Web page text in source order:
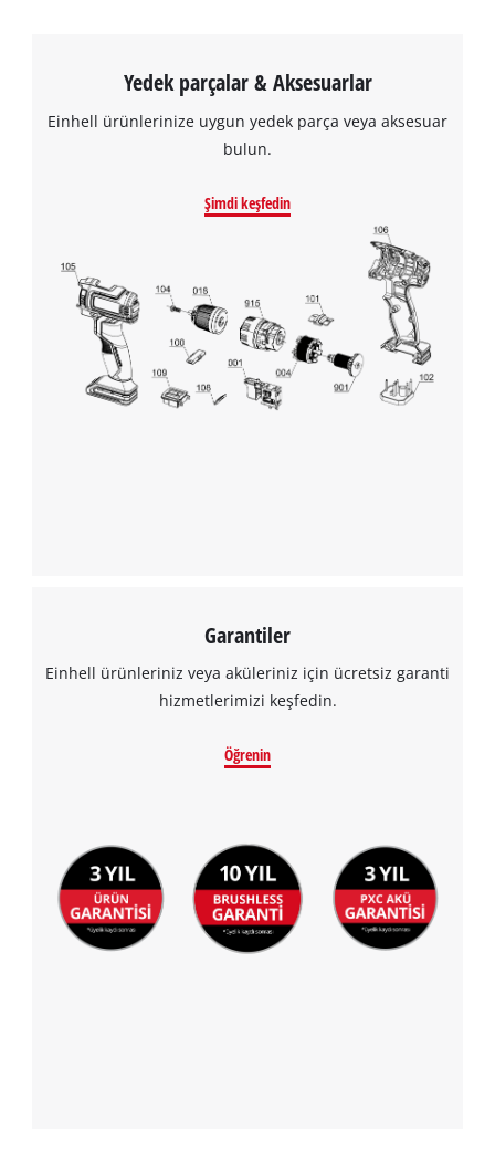
Yedek parçalar & Aksesuarlar
Einhell ürünlerinize uygun yedek parça veya aksesuar
bulun.
Şimdi keşfedin
Garantiler
Einhell ürünleriniz veya aküleriniz için ücretsiz garanti
hizmetlerimizi keşfedin.
Öğrenin